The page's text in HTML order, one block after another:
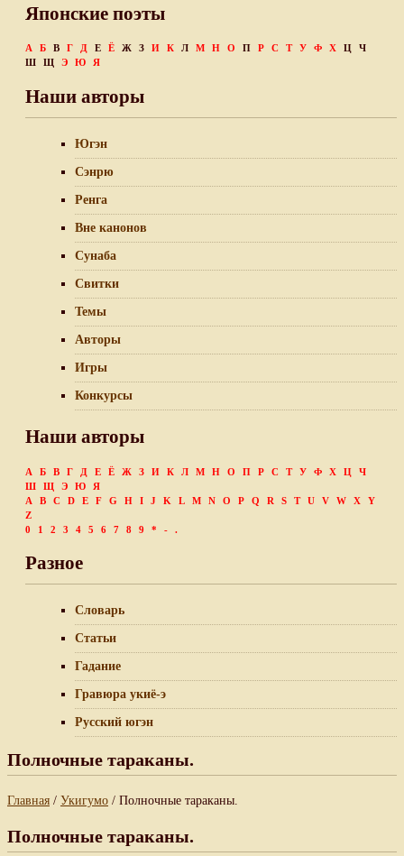
Японские поэты
А Б В Г Д Е Ё Ж З И К Л М Н О П Р С Т У Ф Х Ц
Ч
Ш
Щ Э Ю Я
Наши авторы
Югэн
Сэнрю
Ренга
Вне канонов
Сунаба
Свитки
Темы
Авторы
Игры
Конкурсы
Наши авторы
А Б В Г Д Е Ё Ж З И К Л М Н О П Р С Т У Ф Х Ц
Ч
Ш
Щ Э Ю
Я
A
B C D E F G H I J K L M N O P Q R S T U V W X
Y
Z
0
1 2 3 4 5 6 7 8 9 * - .
Разное
Словарь
Статьи
Гадание
Гравюра укиё-э
Русский югэн
Полночные тараканы.
Главная / Укигумо / Полночные тараканы.
Полночные тараканы.